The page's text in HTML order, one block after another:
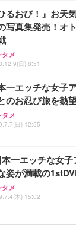
るおび！』お天
写真集発売！オ
タメ
日) 8:51
一エッチな女子
のお忍び旅を熱
タメ
日) 12:55
本一エッチな女
姿が満載の
タメ
木) 15:02